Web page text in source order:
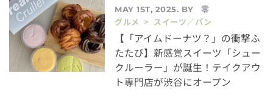
MAY 1ST, 2025. BY
零
グルメ > スイーツ／パン
【「アイムドーナツ？」の衝撃ふ
たたび】新感覚スイーツ「シュー
クルーラー」が誕生！テイクアウ
ト専門店が渋谷にオープン